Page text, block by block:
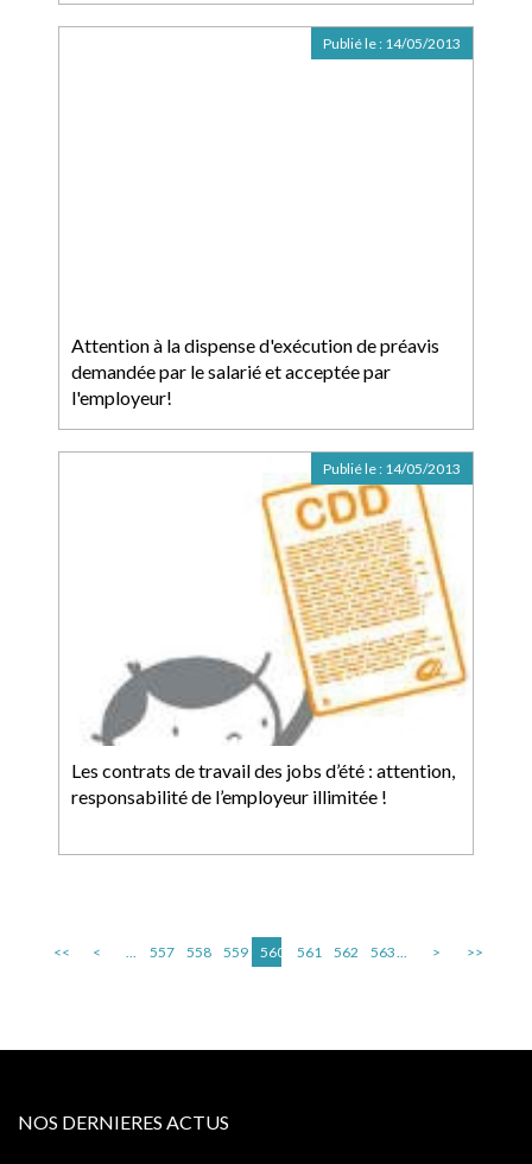
Attention à la dispense d'exécution de préavis
demandée par le salarié et acceptée par
l'employeur!
Publié le : 14/05/2013
Les contrats de travail des jobs d’été : attention,
responsabilité de l’employeur illimitée !
Publié le : 14/05/2013
<< < ... 557 558 559 560 561 562 563... > >>
NOS DERNIERES ACTUS